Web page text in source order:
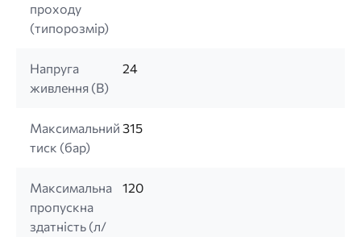
проходу
(типорозмір)
Напруга
живлення (B)
24
Максимальний
тиск (бар)
315
Максимальна
пропускна
здатність (л/
120